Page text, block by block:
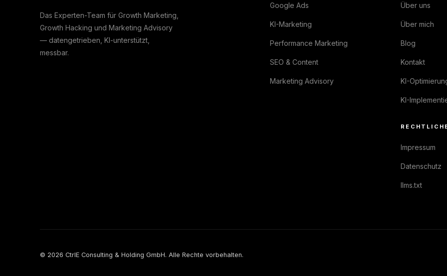
Das Experten-Team für Growth Marketing,
Growth Hacking und Marketing Advisory
— datengetrieben, KI-unterstützt,
messbar.
Google Ads
KI-Marketing
Performance Marketing
SEO & Content
Marketing Advisory
Über uns
Über mich
Blog
Kontakt
KI-
KI-
Impressum
Datenschutz
llms.txt
© 2026 CtrlE Consulting & Holding GmbH. Alle Rechte vorbehalten.